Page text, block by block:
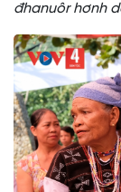
đhanuôr hơnh